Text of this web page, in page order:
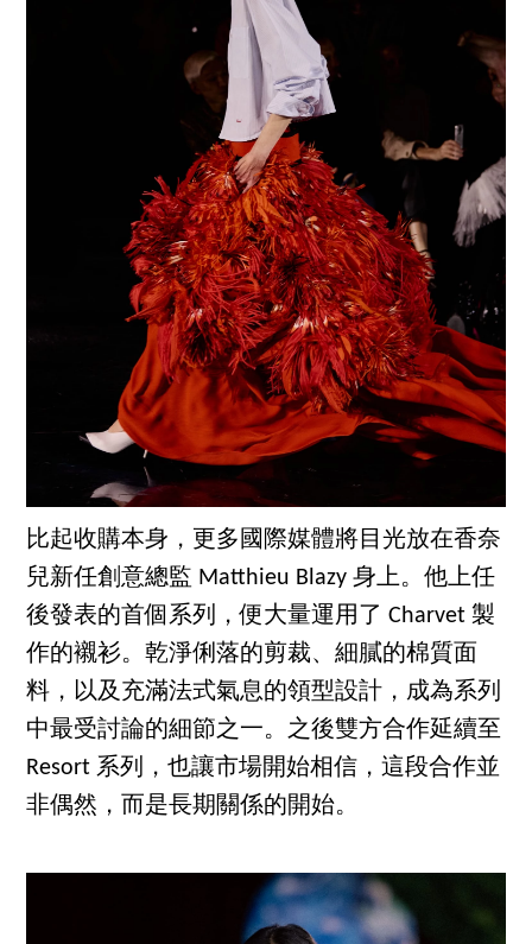
比起收購本身，更多國際媒體將目光放在香奈
兒新任創意總監 Matthieu Blazy 身上。他上任
後發表的首個系列，便大量運用了 Charvet 製
作的襯衫。乾淨俐落的剪裁、細膩的棉質面
料，以及充滿法式氣息的領型設計，成為系列
中最受討論的細節之一。之後雙方合作延續至
Resort 系列，也讓市場開始相信，這段合作並
非偶然，而是長期關係的開始。